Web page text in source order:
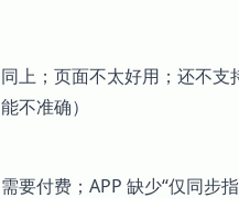
同上；页面不太好用；还不
能不准确）
需要付费；APP 缺少“仅同步